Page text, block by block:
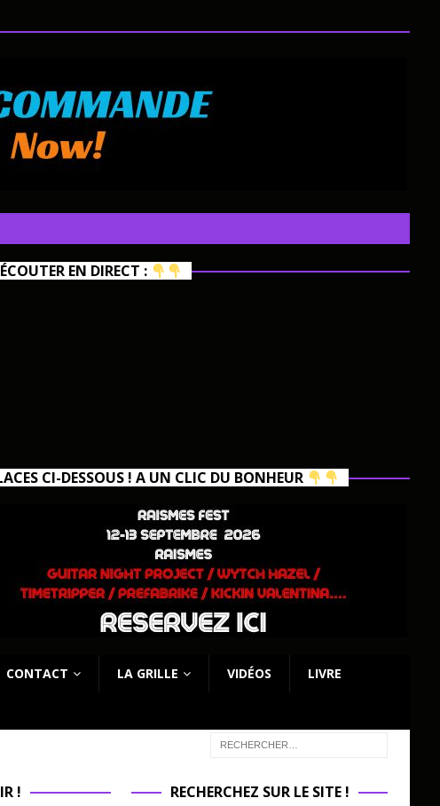
EN DIRECT :
CI-DESSOUS ! A UN CLIC DU BONHEUR
CONTACT LA GRILLE VIDÉOS LIVRE
! RECHERCHEZ SUR LE SITE !